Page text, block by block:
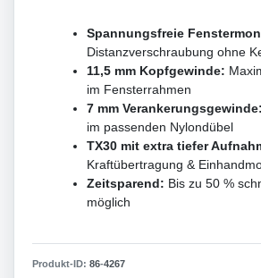
Spannungsfreie
Distanzverschraubung ohne
11,5 mm Kopfgewinde:
im Fensterrahmen
7 mm Verankerungsgewinde:
im passenden Nylondübel
TX30 mit extra tiefer
Kraftübertragung &
Zeitsparend: Bis zu 50 %
möglich
Produkt-ID: 86-4267